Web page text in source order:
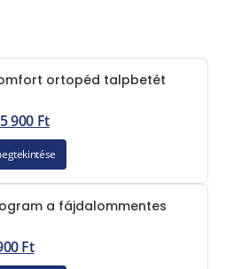
ortopéd talpbetét
900 Ft
a fájdalommentes
Ft